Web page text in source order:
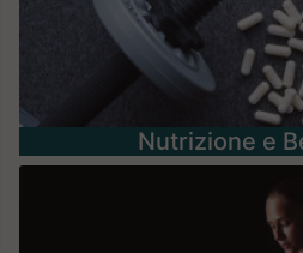
Nutrizione e